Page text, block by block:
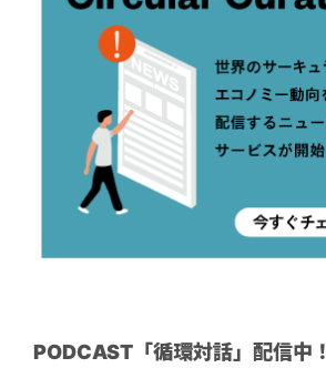
PODCAST「循環対話」配信中！